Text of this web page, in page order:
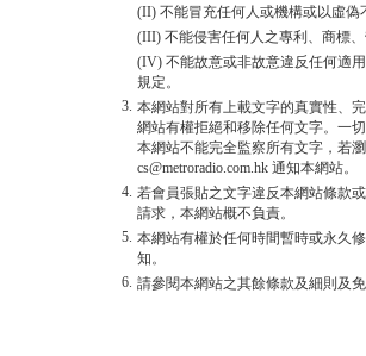
(II) 不能冒充任何人或機構或以虛
(III) 不能侵害任何人之專利、商標
(IV) 不能故意或非故意違反任何適
規定。
3. 本網站對所有上載文字的真實性、
網站有權拒絕和移除任何文字。一
本網站不能完全監察所有文字，若
cs@metroradio.com.hk 通知本網站。
4. 若會員張貼之文字違反本網站條款
請求，本網站概不負責。
5. 本網站有權於任何時間暫時或永久
知。
6. 請參閱本網站之其餘條款及細則及